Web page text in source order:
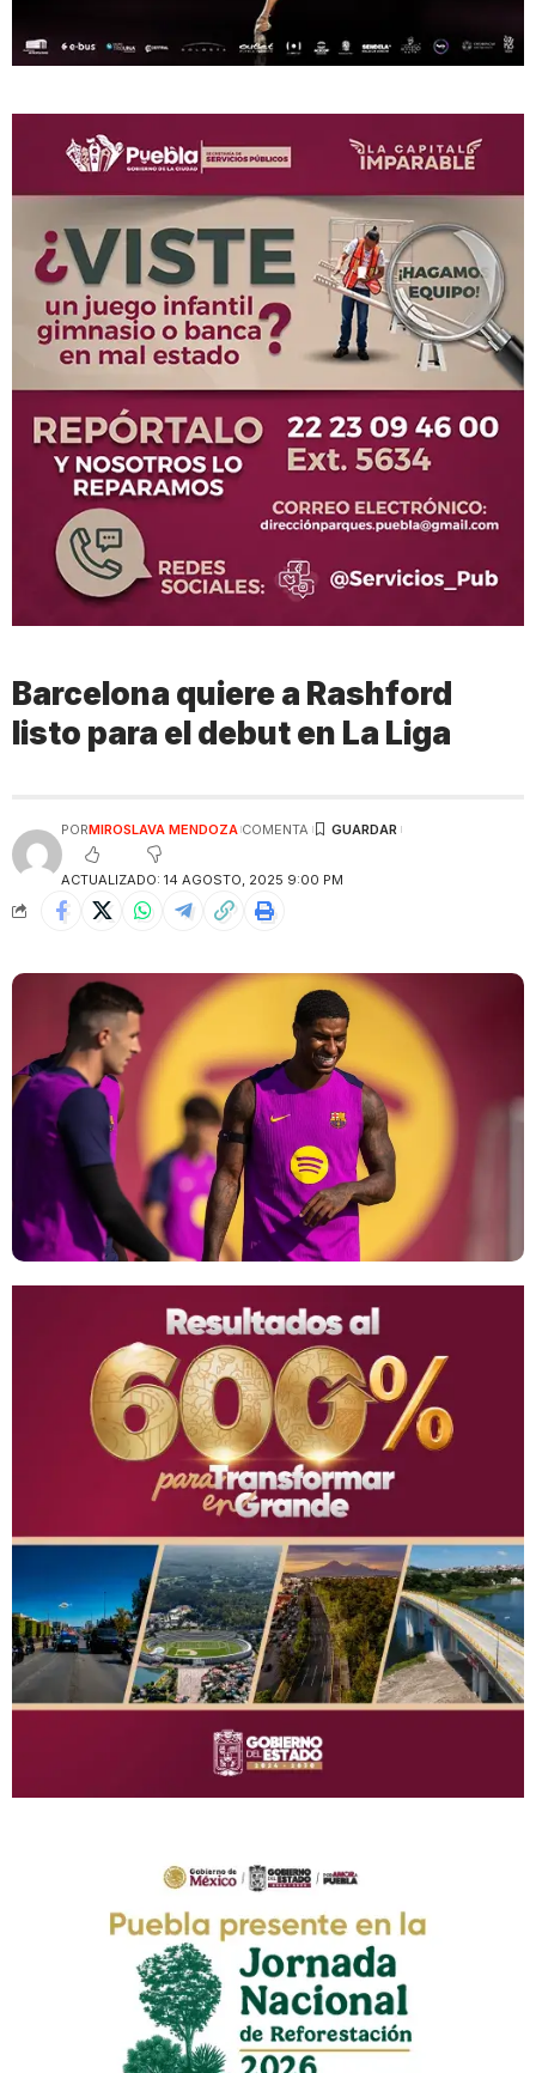
Barcelona quiere a Rashford
listo para el debut en La Liga
ACTUALIZADO: 14 AGOSTO, 2025 9:00 PM
PORMIROSLAVA MENDOZA COMENTA